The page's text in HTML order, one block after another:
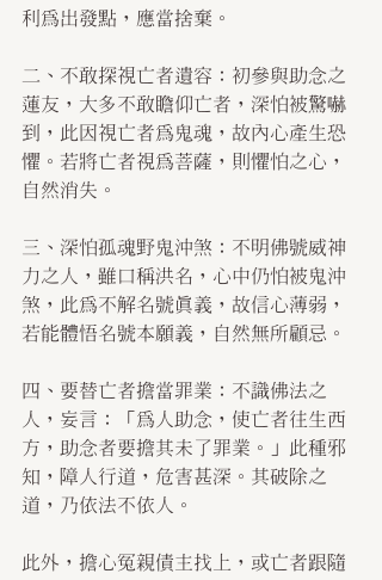
利為出發點，應當捨棄。
二、不敢探視亡者遺容：初參與助念之
蓮友，大多不敢瞻仰亡者，深怕被驚嚇
到，此因視亡者為鬼魂，故內心產生恐
懼。若將亡者視為菩薩，則懼怕之心，
自然消失。
三、深怕孤魂野鬼沖煞：不明佛號威神
力之人，雖口稱洪名，心中仍怕被鬼沖
煞，此為不解名號真義，故信心薄弱，
若能體悟名號本願義，自然無所顧忌。
四、要替亡者擔當罪業：不識佛法之
人，妄言：「為人助念，使亡者往生西
方，助念者要擔其未了罪業。」此種邪
知，障人行道，危害甚深。其破除之
道，乃依法不依人。
此外，擔心冤親債主找上，或亡者跟隨